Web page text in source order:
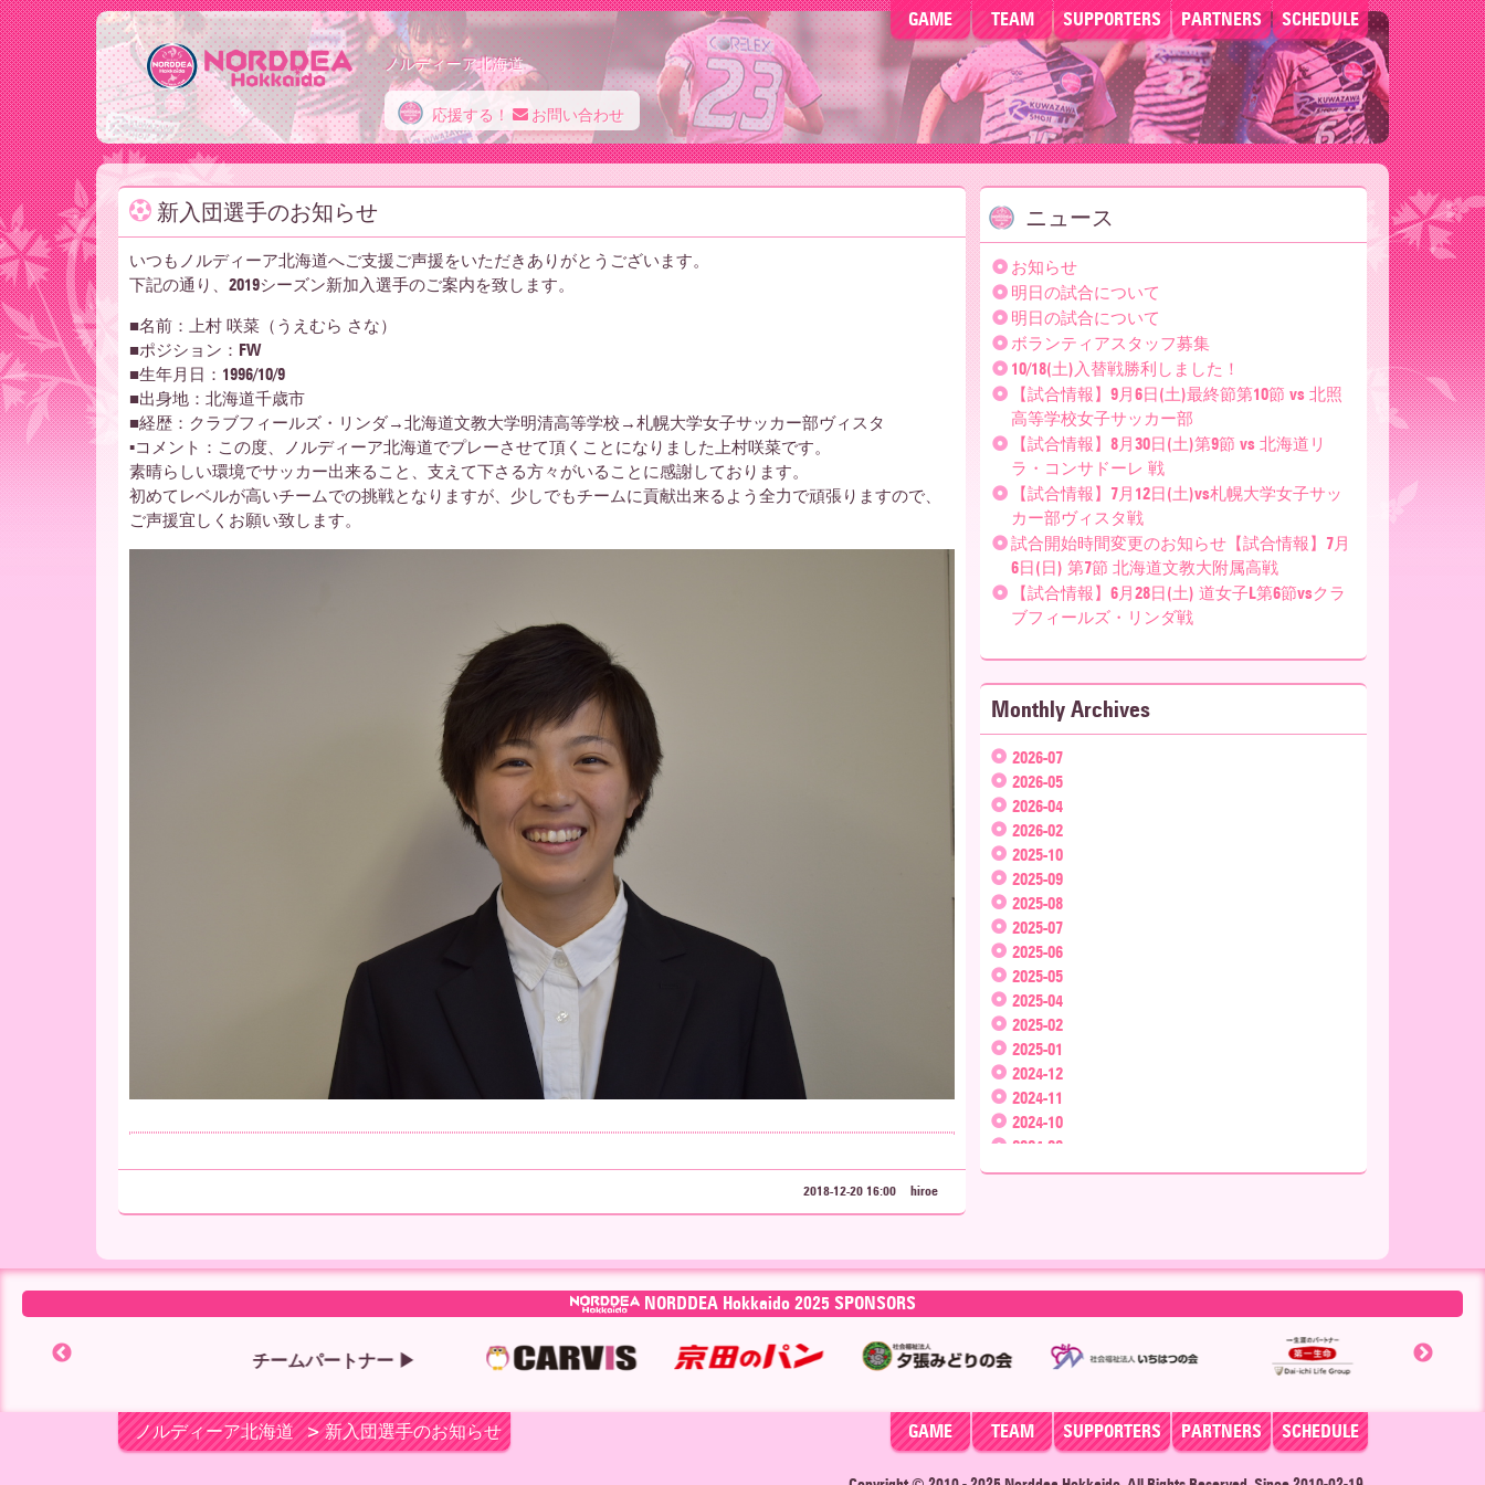
GAME TEAM SUPPORTERS PARTNERS SCHEDULE
ノ
ル
デ
ィ
ー
ノルディーア北海道
応援する！ お問い合わせ
新入団選手のお知らせ
いつもノルディーア北海道へご支援ご声援をいただきありがとうございます。
下記の通り、2019シーズン新加入選手のご案内を致します。
■名前：上村 咲菜（うえむら さな）
■ポジション：FW
■生年月日：1996/10/9
■出身地：北海道千歳市
■経歴：クラブフィールズ・リンダ→北海道文教大学明清高等学校→札幌大学女子サッカー部ヴィスタ
▪コメント：この度、ノルディーア北海道でプレーさせて頂くことになりました上村咲菜です。
素晴らしい環境でサッカー出来ること、支えて下さる方々がいることに感謝しております。
初めてレベルが高いチームでの挑戦となりますが、少しでもチームに貢献出来るよう全力で頑張りますので、
ご声援宜しくお願い致します。
2018-12-20 16:00 hiroe
ニュース
お知らせ
明日の試合について
明日の試合について
ボランティアスタッフ募集
10/18(土)入替戦勝利しました！
【試合情報】9月6日(土)最終節第10節 vs 北照
高等学校女子サッカー部
【試合情報】8月30日(土)第9節 vs 北海道リ
ラ・コンサドーレ 戦
【試合情報】7月12日(土)vs札幌大学女子サッ
カー部ヴィスタ戦
試合開始時間変更のお知らせ【試合情報】7月
6日(日) 第7節 北海道文教大附属高戦
【試合情報】6月28日(土) 道女子L第6節vsクラ
ブフィールズ・リンダ戦
Monthly Archives
2026-07
2026-05
2026-04
2026-02
2025-10
2025-09
2025-08
2025-07
2025-06
2025-05
2025-04
2025-02
2025-01
2024-12
2024-11
2024-10
2024-09
2024-08
2024-04
2024-03
2024-02
2024-01
2023-12
2023-10
2023-09
NORDDEA Hokkaido 2025 SPONSORS
チームパートナー ▶
GAME TEAM SUPPORTERS PARTNERS SCHEDULE
ノルディーア北海道 > 新入団選手のお知らせ